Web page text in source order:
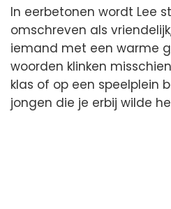
In eerbetonen wordt Lee
omschreven als
iemand met een warme
woorden klinken
klas of op een speelplein
jongen die je erbij wilde